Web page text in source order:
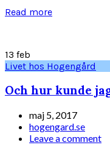
Read more
13 feb
Livet hos Hogengård
Och hur kunde
maj 5, 2017
hogengard.se
Leave a comment